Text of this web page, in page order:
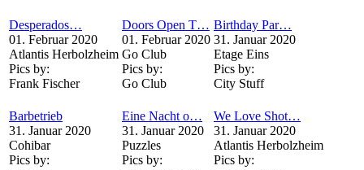
Desperados…
01. Februar 2020
Atlantis Herbolzheim
Pics by:
Frank Fischer
Doors Open T…
01. Februar 2020
Go Club
Pics by:
Go Club
Birthday Par…
31. Januar 2020
Etage Eins
Pics by:
City Stuff
Barbetrieb
31. Januar 2020
Cohibar
Pics by:
Eine Nacht o…
31. Januar 2020
Puzzles
Pics by:
We Love Shot…
31. Januar 2020
Atlantis Herbolzheim
Pics by: